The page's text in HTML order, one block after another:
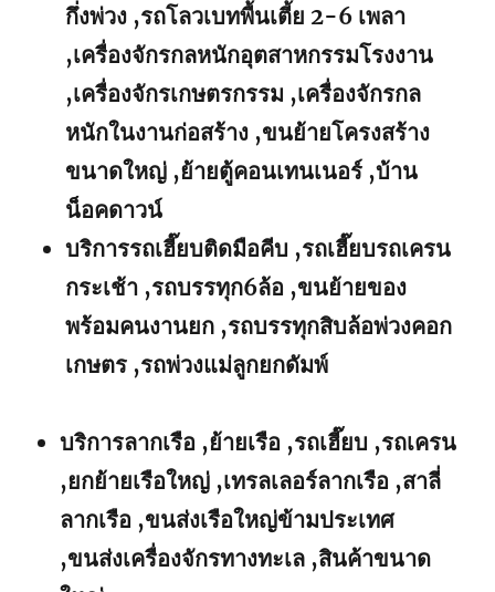
กึ่งพ่วง ,รถโลวเบทพื้นเตี้ย 2-6 เพลา
,เครื่องจักรกลหนักอุตสาหกรรมโรงงาน
,เครื่องจักรเกษตรกรรม ,เครื่องจักรกล
หนักในงานก่อสร้าง ,ขนย้ายโครงสร้าง
ขนาดใหญ่ ,ย้ายตู้คอนเทนเนอร์ ,บ้าน
น็อคดาวน์
บริการรถเฮี๊ยบติดมือคีบ ,รถเฮี๊ยบรถเครน
กระเช้า ,รถบรรทุก6ล้อ ,ขนย้ายของ
พร้อมคนงานยก ,รถบรรทุกสิบล้อพ่วงคอก
เกษตร ,รถพ่วงแม่ลูกยกดัมพ์
บริการลากเรือ ,ย้ายเรือ ,รถเฮี๊ยบ ,รถเครน
,ยกย้ายเรือใหญ่ ,เทรลเลอร์ลากเรือ ,สาลี่
ลากเรือ ,ขนส่งเรือใหญ่ข้ามประเทศ
,ขนส่งเครื่องจักรทางทะเล ,สินค้าขนาด